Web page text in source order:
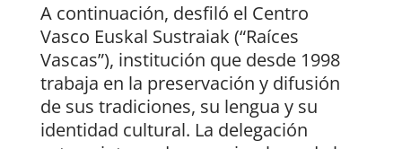
A continuación, desfiló el Centro
Vasco Euskal Sustraiak (“Raíces
Vascas”), institución que desde 1998
trabaja en la preservación y difusión
de sus tradiciones, su lengua y su
identidad cultural. La delegación